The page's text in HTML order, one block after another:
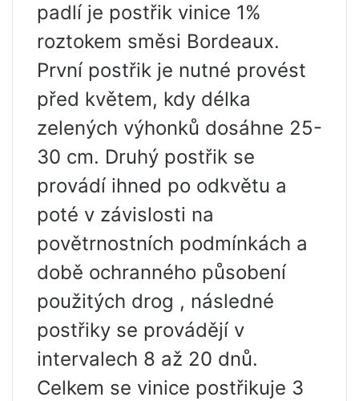
padlí je postřik vinice 1%
roztokem směsi Bordeaux.
První postřik je nutné provést
před květem, kdy délka
zelených výhonků dosáhne 25-
30 cm. Druhý postřik se
provádí ihned po odkvětu a
poté v závislosti na
povětrnostních podmínkách a
době ochranného působení
použitých drog , následné
postřiky se provádějí v
intervalech 8 až 20 dnů.
Celkem se vinice postřikuje 3